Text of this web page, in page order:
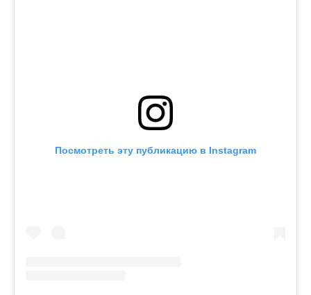
Посмотреть эту публикацию в Instagram